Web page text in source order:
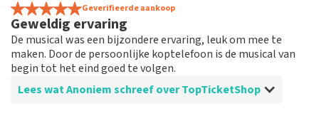
Geverifieerde aankoop
Geweldig ervaring
De musical was een bijzondere ervaring, leuk om mee te
maken. Door de persoonlijke koptelefoon is de musical van
begin tot het eind goed te volgen.
Lees wat Anoniem schreef over TopTicketShop